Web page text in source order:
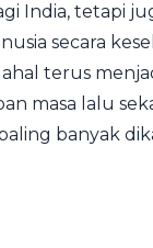
India, tetapi
secara
terus
masa lalu
banyak